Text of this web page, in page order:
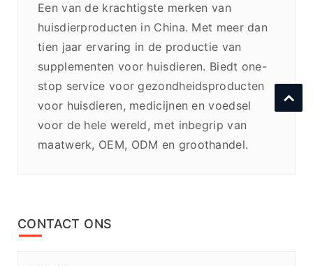
Een van de krachtigste merken van
huisdierproducten in China. Met meer dan
tien jaar ervaring in de productie van
supplementen voor huisdieren. Biedt one-
stop service voor gezondheidsproducten
voor huisdieren, medicijnen en voedsel
voor de hele wereld, met inbegrip van
maatwerk, OEM, ODM en groothandel.
CONTACT ONS